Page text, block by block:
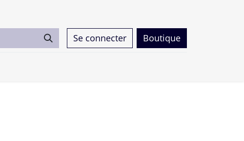
Se connecter Boutique